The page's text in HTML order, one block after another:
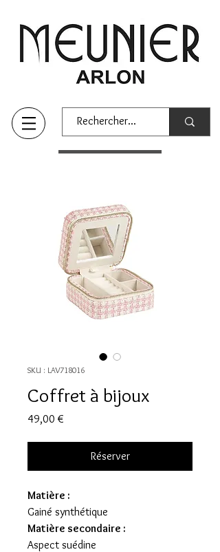
SKU : LAV718016
Coffret à bijoux
49,00 €
Réserver
Matière :
Gainé synthétique
Matière secondaire :
Aspect suédine